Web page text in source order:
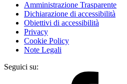
Amministrazione Trasparente
Dichiarazione di accessibilità
Obiettivi di accessibilità
Privacy
Cookie Policy
Note Legali
Seguici su: